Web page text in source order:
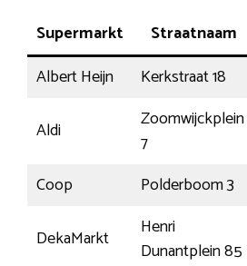
Supermarkt Straatnaam
Albert Heijn
Kerkstraat 18
Aldi
Zoomwijckplein
7
Coop
Polderboom 3
DekaMarkt
Henri
Dunantplein 85